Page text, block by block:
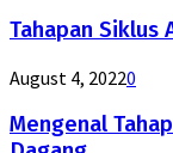
Tahapan Siklus
August 4, 20220
Mengenal